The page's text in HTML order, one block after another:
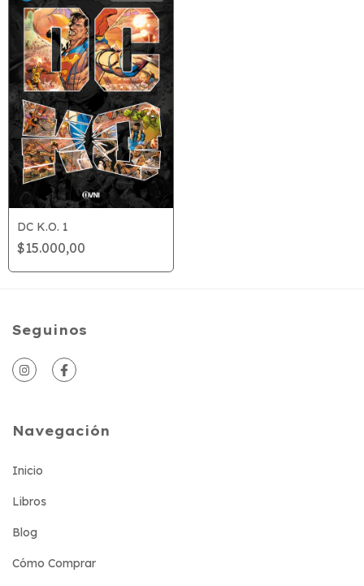
DC K.O. 1
$15.000,00
Seguinos
Navegación
Inicio
Libros
Blog
Cómo Comprar